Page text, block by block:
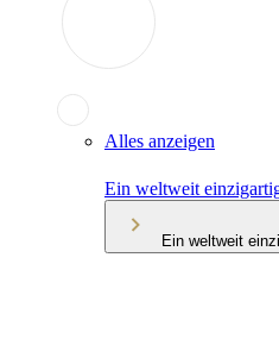
Alles anzeigen
Ein weltweit
Ein weltweit